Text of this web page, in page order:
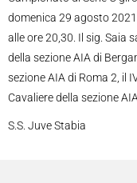
domenica 29 agosto
alle ore 20,30. Il sig. Saia
della sezione AIA di
sezione AIA di Roma 2, il
Cavaliere della sezione
S.S. Juve Stabia